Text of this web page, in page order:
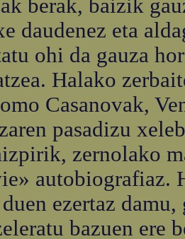
berak, baizik
daudenez eta
ohi da gauza
Halako
Casanovak,
pasadizu
zernolako
autobiografiaz.
ezertaz
bazuen ere